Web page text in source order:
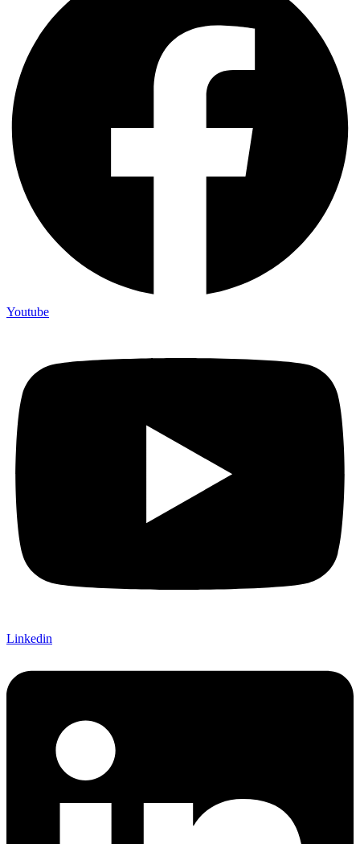
Youtube
Linkedin